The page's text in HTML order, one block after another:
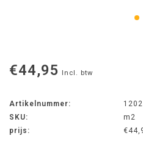
€44,95 Incl. btw
Artikelnummer:
SKU:
m2
prijs: